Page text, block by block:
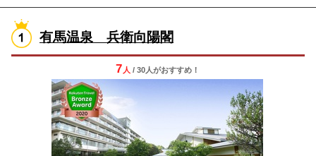
有馬温泉 兵衛向陽閣
7 人 / 30人がおすすめ！